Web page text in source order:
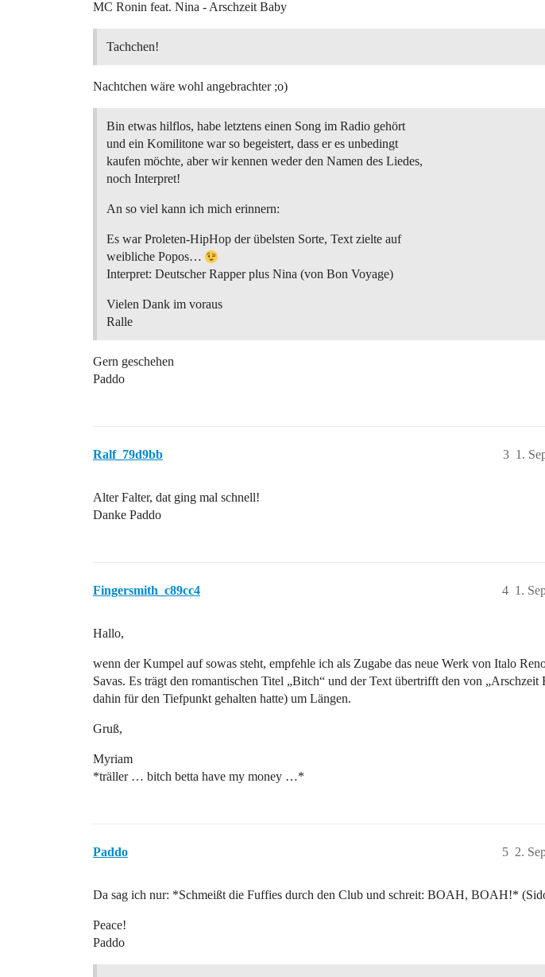
MC Ronin feat. Nina - Arschzeit Baby
Tachchen!
Nachtchen wäre wohl angebrachter ;o)
Bin etwas hilflos, habe letztens einen Song im Radio gehört
und ein Komilitone war so begeistert, dass er es unbedingt
kaufen möchte, aber wir kennen weder den Namen des Liedes,
noch Interpret!
An so viel kann ich mich erinnern:
Es war Proleten-HipHop der übelsten Sorte, Text zielte auf
weibliche Popos…
Interpret: Deutscher Rapper plus Nina (von Bon Voyage)
Vielen Dank im voraus
Ralle
Gern geschehen
Paddo
Ralf_79d9bb 1.
3
Alter Falter, dat ging mal schnell!
Danke Paddo
Fingersmith_c89cc4 1.
4
Hallo,
wenn der Kumpel auf sowas steht, empfehle ich als Zugabe das neue Werk von Italo
Savas. Es trägt den romantischen Titel „Bitch“ und der Text übertrifft den von „Arschzeit
dahin für den Tiefpunkt gehalten hatte) um Längen.
Gruß,
Myriam
*träller … bitch betta have my money …*
Paddo 2.
5
Da sag ich nur: *Schmeißt die Fuffies durch den Club und schreit: BOAH, BOAH!*
Peace!
Paddo